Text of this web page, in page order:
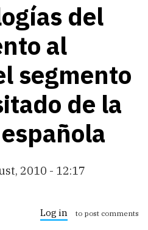
del
al
segmento
de la
2010 - 12:17
Log in to post comments